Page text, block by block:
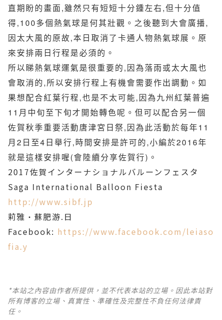
直期盼的畫面,雖然只有短短十分鍾左右,但十分值
得,100多個熱氣球是何其壯觀。之後聽到大會廣播,
因太大風的原故,本日取消了卡通人物熱氣球展。原
來安排兩日行程是必須的。
所以睇熱氣球運氣是很重要的,因為落雨或太大風也
會取消的,所以安排行程上有機會需要作出調動。如
果想配合紅葉行程,也是不太可能,因為九州紅葉普遍
11月中旬至下旬才開始轉色呢。但可以配合另一個
佐賀秋季重要活動唐津宮日祭,因為此活動於每年11
月2日至4日舉行,時間安排是許可的,小編於2016年
就是這樣安排喔(會陸續分享佐賀行)。
2017佐賀インターナショナルバルーンフェスタ
Saga International Balloon Fiesta
http://www.sibf.jp
莉雅·蘇肥游.日
Facebook: https://www.facebook.com/leiaso
fia.y
*本站之內容由作者所提供，並不代表本站的立場。因此本站對
所有博客的立場、真實性、準確性及完整性不負任何法律責
任。